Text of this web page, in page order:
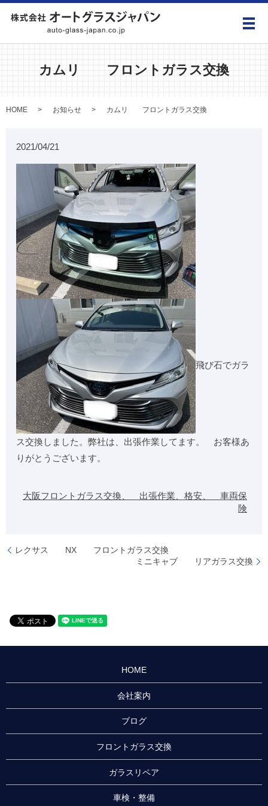
メ
カムリ フロントガラス交換
HOME お知らせ カムリ フロントガラス交換
2021/04/21
飛び石でガラ
ス交換しました。弊社は、出張作業してます。 お客様あ
りがとうございます。
大阪フロントガラス交換、 出張作業、格安、 車両保
険
レクサス NX フロントガラス交換
ミニキャブ リアガラス交換
HOME
会社案内
ブログ
フロントガラス交換
ガラスリペア
車検・整備